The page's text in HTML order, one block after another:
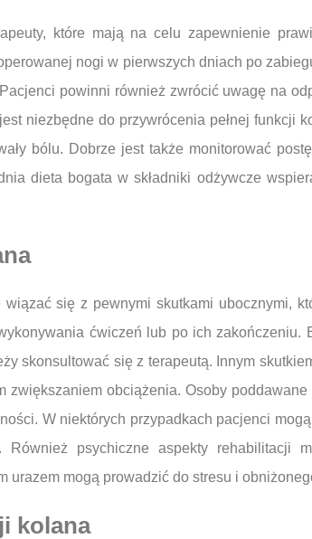
które mają na celu zapewnienie
nogi w pierwszych dniach po
powinni również zwrócić uwagę na
niezbędne do przywrócenia pełnej funkcji
bólu. Dobrze jest także monitorować
dieta bogata w składniki odżywcze
się z pewnymi skutkami ubocznymi,
ćwiczeń lub po ich zakończeniu.
skonsultować się z terapeutą. Innym
obciążenia. Osoby
W niektórych przypadkach pacjenci
psychiczne aspekty rehabilitacji
mogą prowadzić do stresu i
kolana